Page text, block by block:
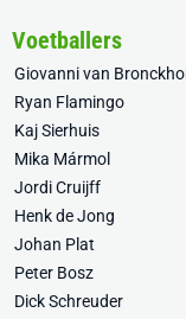
Voetballers
Giovanni van
Ryan Flamingo
Kaj Sierhuis
Mika Mármol
Jordi Cruijff
Henk de Jong
Johan Plat
Peter Bosz
Dick Schreuder